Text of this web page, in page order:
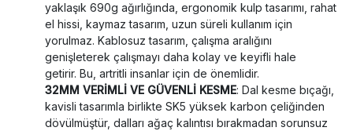
yaklaşık 690g ağırlığında, ergonomik kulp tasarımı, rahat
el hissi, kaymaz tasarım, uzun süreli kullanım için
yorulmaz. Kablosuz tasarım, çalışma aralığını
genişleterek çalışmayı daha kolay ve keyifli hale
getirir. Bu, artritli insanlar için de önemlidir.
32MM VERİMLİ VE GÜVENLİ KESME: Dal kesme bıçağı,
kavisli tasarımla birlikte SK5 yüksek karbon çeliğinden
dövülmüştür, dalları ağaç kalıntısı bırakmadan sorunsuz